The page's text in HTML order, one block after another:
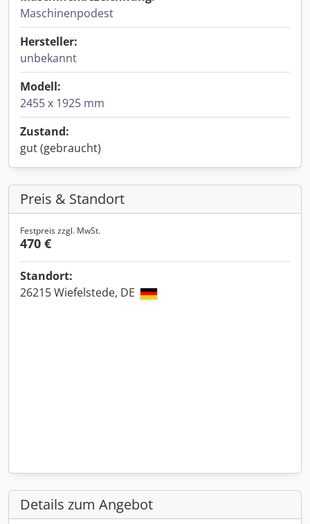
Maschinenpodest
Hersteller:
unbekannt
Modell:
2455 x 1925 mm
Zustand:
gut (gebraucht)
Preis & Standort
Festpreis zzgl. MwSt.
470 €
Standort:
26215 Wiefelstede, DE
Details zum Angebot